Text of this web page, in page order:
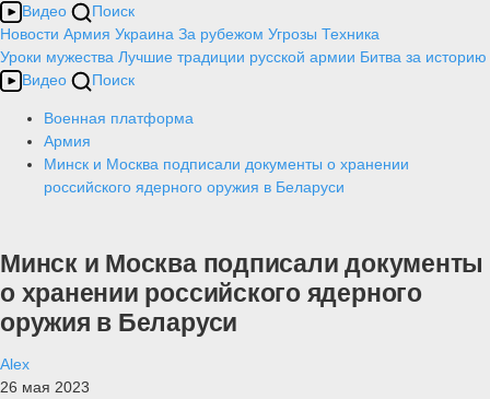
Видео
Поиск
Новости Армия Украина За рубежом Угрозы Техника
Уроки мужества Лучшие традиции русской армии Битва за историю
Видео
Поиск
Военная платформа
Армия
Минск и Москва подписали документы о хранении
российского ядерного оружия в Беларуси
Минск и Москва подписали документы
о хранении российского ядерного
оружия в Беларуси
Alex
26 мая 2023